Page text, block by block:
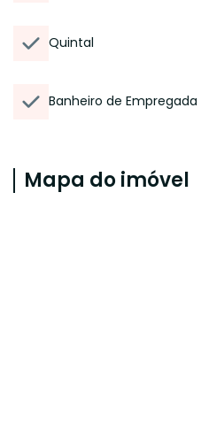
Quintal
Banheiro de Empregada
Mapa do imóvel